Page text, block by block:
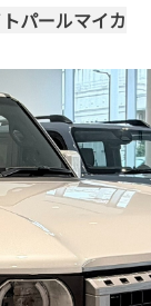
パールマイカ